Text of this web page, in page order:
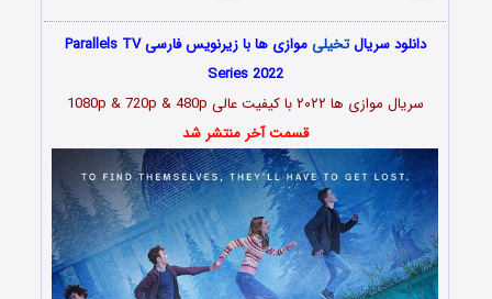
دانلود سریالتخیلی
موازی ها با زیرنویس فارسی Parallels TV
Series 2022
سریال موازی ها ۲۰۲۲با کیفیت عالی 1080p & 720p & 480p
قسمت آخر منتشر شد